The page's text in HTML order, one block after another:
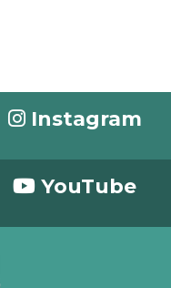
Instagram
YouTube